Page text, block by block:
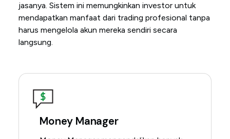
jasanya. Sistem ini memungkinkan investor untuk
mendapatkan manfaat dari trading profesional tanpa
harus mengelola akun mereka sendiri secara
langsung.
Money Manager